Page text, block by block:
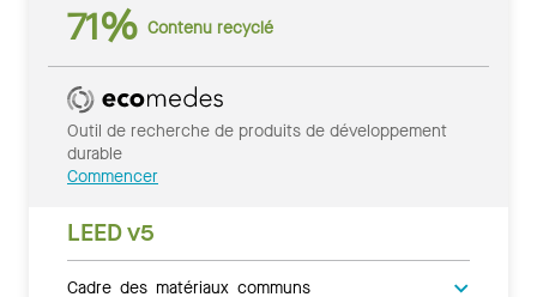
71% Contenu recyclé
Outil de recherche de produits de développement
durable
Commencer
LEED v5
Cadre des matériaux communs